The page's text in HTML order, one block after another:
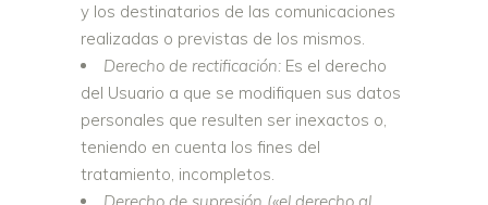
y los destinatarios de las comunicaciones
realizadas o previstas de los mismos.
Derecho de rectificación: Es el derecho
del Usuario a que se modifiquen sus datos
personales que resulten ser inexactos o,
teniendo en cuenta los fines del
tratamiento, incompletos.